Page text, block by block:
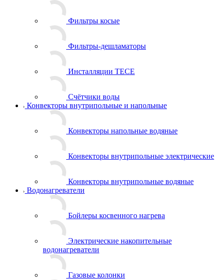
Фильтры косые
Фильтры-дешламаторы
Инсталляции TECE
Счётчики воды
Конвекторы внутрипольные и напольные
Конвекторы напольные водяные
Конвекторы внутрипольные электрические
Конвекторы внутрипольные водяные
Водонагреватели
Бойлеры косвенного нагрева
Электрические накопительные
водонагреватели
Газовые колонки